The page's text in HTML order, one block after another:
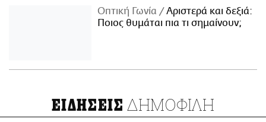
Οπτική Γωνία
Αριστερά και δεξιά:
Ποιος θυμάται πια τι σημαίνουν;
ΕΙΔΗΣΕΙΣ ΔΗΜΟΦΙΛΗ